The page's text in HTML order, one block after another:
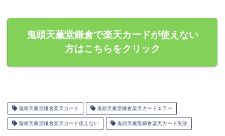
鬼頭天薫堂鎌倉で楽天カードが使えない
方はこちらをクリック
鬼頭天薫堂鎌倉楽天カード 鬼頭天薫堂鎌倉楽天カードエラー
鬼頭天薫堂鎌倉楽天カード使えない 鬼頭天薫堂鎌倉楽天カード失敗